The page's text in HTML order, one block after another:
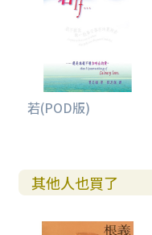
若(POD版)
其他人也買了